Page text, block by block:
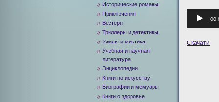
Аудиоплеер
Скачати
Исторические романы
Приключения
Вестерн
Триллеры и детективы
Ужасы и мистика
Учебная и научная
литература
Энциклопедии
Книги по искусству
Биографии и мемуары
Книги о здоровье